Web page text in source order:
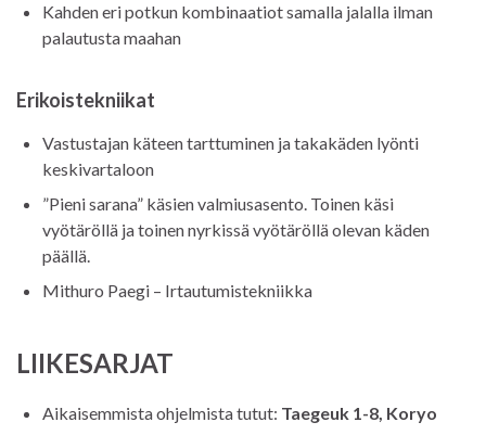
Kahden eri potkun kombinaatiot samalla jalalla ilman
palautusta maahan
Erikoistekniikat
Vastustajan käteen tarttuminen ja takakäden lyönti
keskivartaloon
”Pieni sarana” käsien valmiusasento. Toinen käsi
vyötäröllä ja toinen nyrkissä vyötäröllä olevan käden
päällä.
Mithuro Paegi – Irtautumistekniikka
LIIKESARJAT
Aikaisemmista ohjelmista tutut: Taegeuk 1-8, Koryo